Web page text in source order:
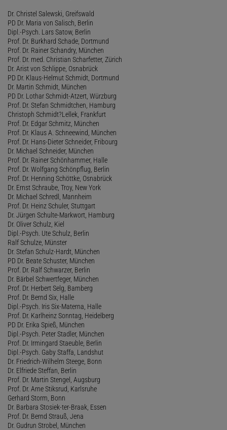
Dr. Christel Salewski, Greifswald
PD Dr. Maria von Salisch, Berlin
Dipl.-Psych. Lars Satow, Berlin
Prof. Dr. Burkhard Schade, Dortmund
Prof. Dr. Rainer Schandry, München
Prof. Dr. med. Christian Scharfetter, Zürich
Dr. Arist von Schlippe, Osnabrück
PD Dr. Klaus-Helmut Schmidt, Dortmund
Dr. Martin Schmidt, München
PD Dr. Lothar Schmidt-Atzert, Würzburg
Prof. Dr. Stefan Schmidtchen, Hamburg
Christoph Schmidt?Lellek, Frankfurt
Prof. Dr. Edgar Schmitz, München
Prof. Dr. Klaus A. Schneewind, München
Prof. Dr. Hans-Dieter Schneider, Fribourg
Dr. Michael Schneider, München
Prof. Dr. Rainer Schönhammer, Halle
Prof. Dr. Wolfgang Schönpflug, Berlin
Prof. Dr. Henning Schöttke, Osnabrück
Dr. Ernst Schraube, Troy, New York
Dr. Michael Schredl, Mannheim
Prof. Dr. Heinz Schuler, Stuttgart
Dr. Jürgen Schulte-Markwort, Hamburg
Dr. Oliver Schulz, Kiel
Dipl.-Psych. Ute Schulz, Berlin
Ralf Schulze, Münster
Dr. Stefan Schulz-Hardt, München
PD Dr. Beate Schuster, München
Prof. Dr. Ralf Schwarzer, Berlin
Dr. Bärbel Schwertfeger, München
Prof. Dr. Herbert Selg, Bamberg
Prof. Dr. Bernd Six, Halle
Dipl.-Psych. Iris Six-Materna, Halle
Prof. Dr. Karlheinz Sonntag, Heidelberg
PD Dr. Erika Spieß, München
Dipl.-Psych. Peter Stadler, München
Prof. Dr. Irmingard Staeuble, Berlin
Dipl.-Psych. Gaby Staffa, Landshut
Dr. Friedrich-Wilhelm Steege, Bonn
Dr. Elfriede Steffan, Berlin
Prof. Dr. Martin Stengel, Augsburg
Prof. Dr. Arne Stiksrud, Karlsruhe
Gerhard Storm, Bonn
Dr. Barbara Stosiek-ter-Braak, Essen
Prof. Dr. Bernd Strauß, Jena
Dr. Gudrun Strobel, München